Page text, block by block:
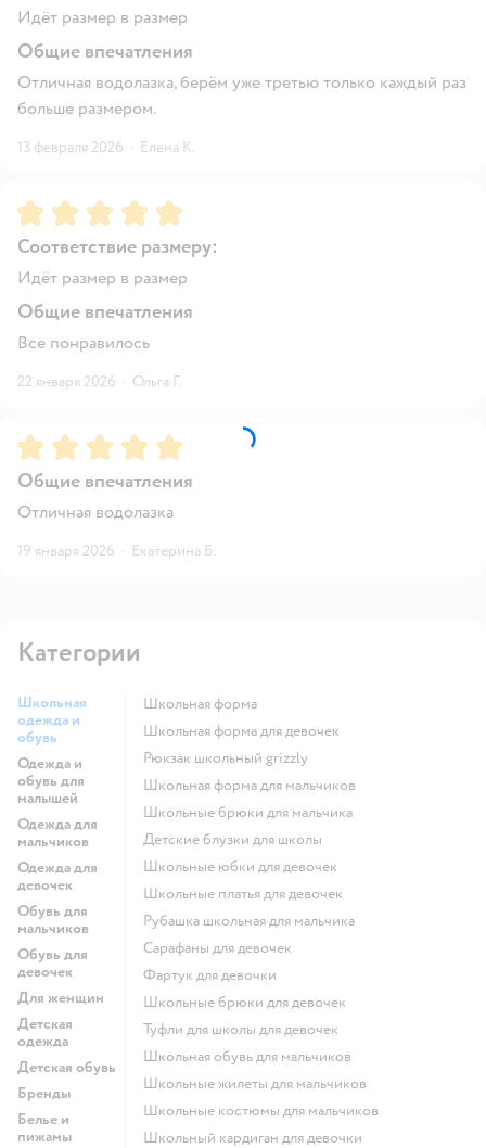
Идёт размер в размер
Общие впечатления
Отличная водолазка, берём уже третью только каждый раз
больше размером.
13 февраля 2026 · Елена К.
Рейтинг:5
Соответствие размеру:
Идёт размер в размер
Общие впечатления
Все понравилось
22 января 2026 · Ольга Г.
Рейтинг:5
Общие впечатления
Отличная водолазка
19 января 2026 · Екатерина Б.
Категории
Школьная
одежда и
обувь
Одежда и
обувь для
малышей
Одежда для
мальчиков
Одежда для
девочек
Обувь для
мальчиков
Обувь для
девочек
Для женщин
Детская
одежда
Детская обувь
Бренды
Белье и
пижамы
Школьная форма
Школьная форма для девочек
Рюкзак школьный grizzly
Школьная форма для мальчиков
Школьные брюки для мальчика
Детские блузки для школы
Школьные юбки для девочек
Школьные платья для девочек
Рубашка школьная для мальчика
Сарафаны для девочек
Фартук для девочки
Школьные брюки для девочек
Туфли для школы для девочек
Школьная обувь для мальчиков
Школьные жилеты для мальчиков
Школьные костюмы для мальчиков
Школьный кардиган для девочки